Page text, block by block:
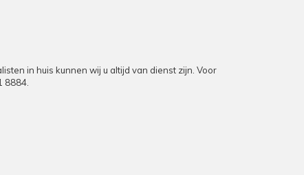
in huis kunnen wij u altijd van dienst zijn. Voor
8884.